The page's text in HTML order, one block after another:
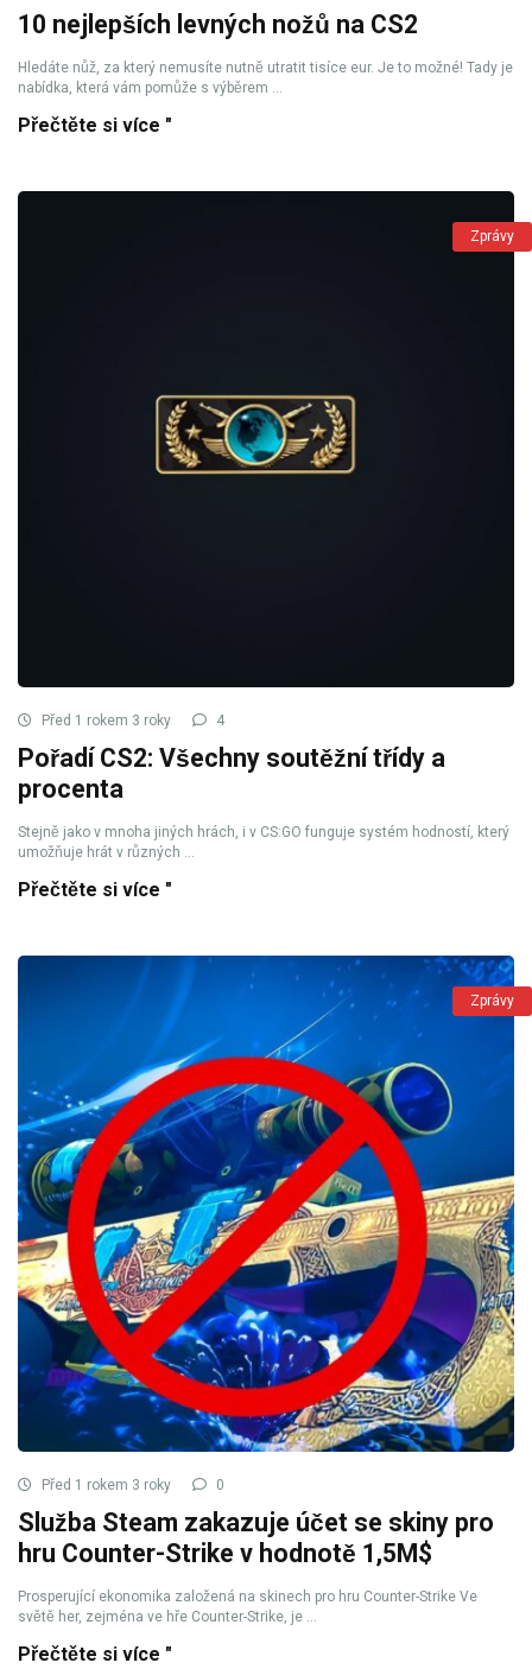
10 nejlepších levných nožů na CS2
Hledáte nůž, za který nemusíte nutně utratit tisíce eur. Je to možné! Tady je
nabídka, která vám pomůže s výběrem ...
Přečtěte si více "
Zprávy
Před 1 rokem 3 roky 4
Pořadí CS2: Všechny soutěžní třídy a
procenta
Stejně jako v mnoha jiných hrách, i v CS:GO funguje systém hodností, který
umožňuje hrát v různých ...
Přečtěte si více "
Zprávy
Před 1 rokem 3 roky 0
Služba Steam zakazuje účet se skiny pro
hru Counter-Strike v hodnotě 1,5M$
Prosperující ekonomika založená na skinech pro hru Counter-Strike Ve
světě her, zejména ve hře Counter-Strike, je ...
Přečtěte si více "